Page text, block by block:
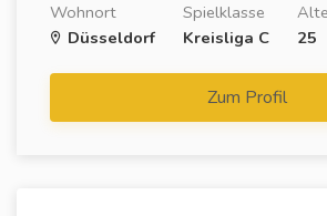
Wohnort
Düsseldorf
Spielklasse
Kreisliga C
25
Zum Profil